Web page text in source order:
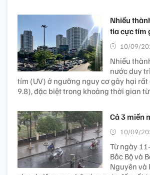
Nhiều
tia cực tím
10/09/
Nhiều
nước duy
tím (UV) ở ngưỡng nguy cơ gây hại rất
9.8), đặc biệt trong khoảng thời gian
Cả 3 miền
10/09/
Từ ngày
Bắc Bộ và
Nguyên và